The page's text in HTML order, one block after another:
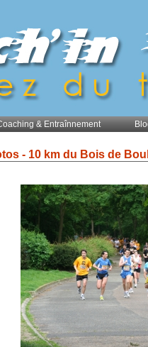
& Entraînnement
- 10 km du Bois de